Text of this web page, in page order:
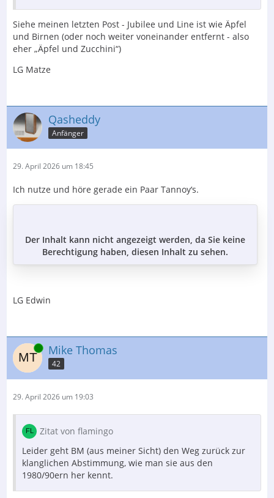
Siehe meinen letzten Post - Jubilee und Line ist wie Äpfel
und Birnen (oder noch weiter voneinander entfernt - also
eher „Äpfel und Zucchini“)
LG Matze
Qasheddy
Anfänger
29. April 2026 um 18:45
Ich nutze und höre gerade ein Paar Tannoy‘s.
Der Inhalt kann nicht angezeigt werden, da Sie keine
Berechtigung haben, diesen Inhalt zu sehen.
LG Edwin
Online Mike Thomas
42
29. April 2026 um 19:03
Zitat von flamingo
Leider geht BM (aus meiner Sicht) den Weg zurück zur
klanglichen Abstimmung, wie man sie aus den
1980/90ern her kennt.